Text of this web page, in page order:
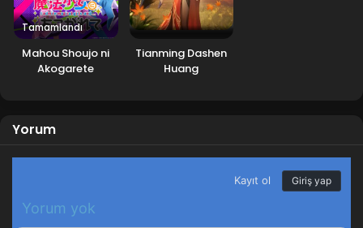
Tamamlandı
Mahou Shoujo ni
Akogarete
Tianming Dashen
Huang
Yorum